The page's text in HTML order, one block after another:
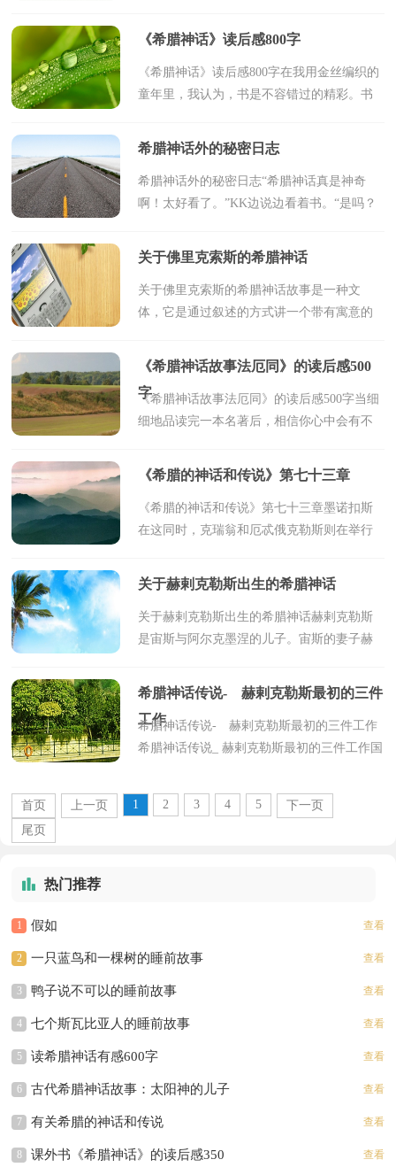
个故事吧！故事的题目是——赫耳穆司与阿
《希腊神话》读后感800字
《希腊神话》读后感800字在我用金丝编织的
童年里，我认为，书是不容错过的精彩。书
们的生活是不完美的;没有它们的意味深长,我
希腊神话外的秘密日志
希腊神话外的秘密日志“希腊神话真是神奇
啊！太好看了。”KK边说边看着书。“是吗？
这本著作。“你对它又了解多少呢？”“哎呀”K
关于佛里克索斯的希腊神话
关于佛里克索斯的希腊神话故事是一种文
体，它是通过叙述的方式讲一个带有寓意的
吗？下面是小编为大家整理的关于佛里克索
《希腊神话故事法厄同》的读后感500
字
《希腊神话故事法厄同》的读后感500字当细
细地品读完一本名著后，相信你心中会有不
了。到底应如何写读后感呢？下面是小编整
《希腊的神话和传说》第七十三章
《希腊的神话和传说》第七十三章墨诺扣斯
在这同时，克瑞翁和厄忒俄克勒斯则在举行
派一名首领，这是跟敌人的首领数额完全相
关于赫剌克勒斯出生的希腊神话
关于赫剌克勒斯出生的希腊神话赫剌克勒斯
是宙斯与阿尔克墨涅的儿子。宙斯的妻子赫
个被万神之父宙斯曾经宣布有伟大未来的儿
希腊神话传说- 赫剌克勒斯最初的三件
工作
希腊神话传说- 赫剌克勒斯最初的三件工作
希腊神话传说_ 赫剌克勒斯最初的三件工作国
的毛皮带回来。这个庞然大物栖身于伯罗奔
尼撒...
首页 上一页 1 2 3 4 5
下一页
尾页
热门推荐
1 假如 查看
2 一只蓝鸟和一棵树的睡前故事 查看
3 鸭子说不可以的睡前故事 查看
4 七个斯瓦比亚人的睡前故事 查看
5 读希腊神话有感600字 查看
6 古代希腊神话故事：太阳神的儿子 查看
7 有关希腊的神话和传说 查看
8 课外书《希腊神话》的读后感350 查看